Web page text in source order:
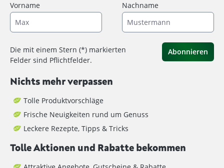
Vorname Nachname
Die mit einem Stern (*) markierten
Felder sind Pflichtfelder.
Abonnieren
Nichts mehr verpassen
Tolle Produktvorschläge
Frische Neuigkeiten rund um Genuss
Leckere Rezepte, Tipps & Tricks
Tolle Aktionen und Rabatte bekommen